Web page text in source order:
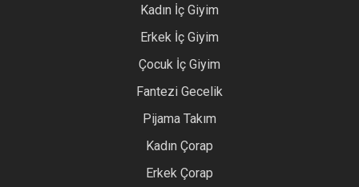
Kadın İç Giyim
Erkek İç Giyim
Çocuk İç Giyim
Fantezi Gecelik
Pijama Takım
Kadın Çorap
Erkek Çorap